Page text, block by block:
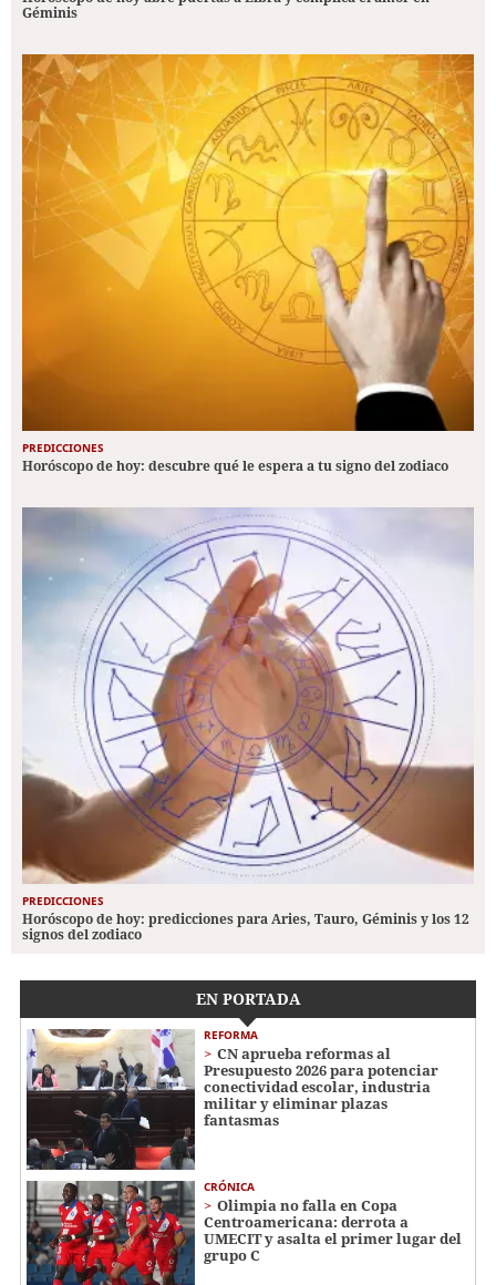
Géminis
PREDICCIONES
Horóscopo de hoy: descubre qué le espera a tu signo del zodiaco
PREDICCIONES
Horóscopo de hoy: predicciones para Aries, Tauro, Géminis y los 12
signos del zodiaco
EN PORTADA
REFORMA
CN aprueba reformas al
Presupuesto 2026 para potenciar
conectividad escolar, industria
militar y eliminar plazas
fantasmas
CRÓNICA
Olimpia no falla en Copa
Centroamericana: derrota a
UMECIT y asalta el primer lugar del
grupo C